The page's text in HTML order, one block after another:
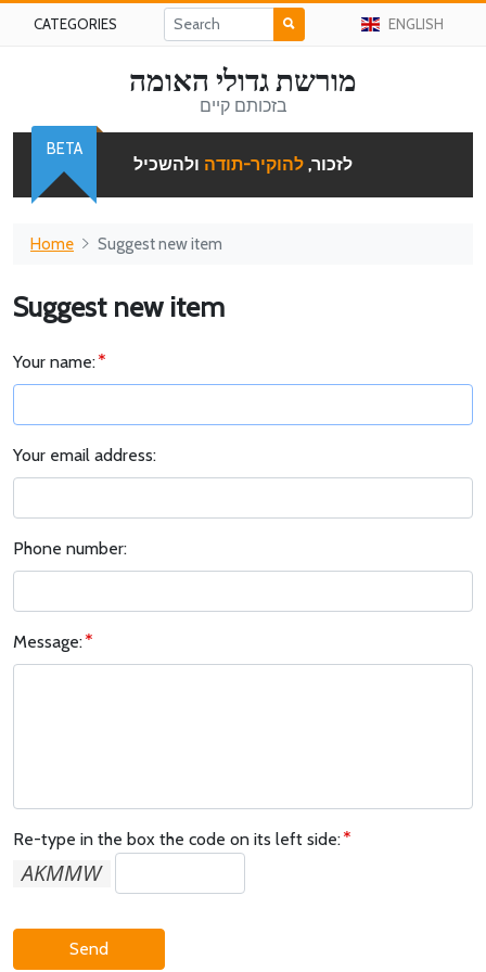
CATEGORIES ENGLISH
מורשת גדולי האומה
בזכותם קיים
לזכור, להוקיר-תודה ולהשכיל
BETA
Home Suggest new item
Suggest new item
Your name:
Your email address:
Phone number:
Message:
Re-type in the box the code on its left side:
Send